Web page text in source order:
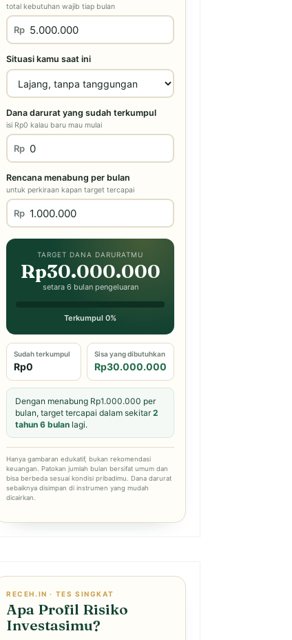
total kebutuhan wajib tiap bulan
Rp
Situasi kamu saat ini
Dana darurat yang sudah terkumpul
isi Rp0 kalau baru mau mulai
Rp
Rencana menabung per bulan
untuk perkiraan kapan target tercapai
Rp
TARGET DANA DARURATMU
Rp30.000.000
setara 6 bulan pengeluaran
Terkumpul 0%
Sudah terkumpul
Rp0
Sisa yang dibutuhkan
Rp30.000.000
Dengan menabung Rp1.000.000 per
bulan, target tercapai dalam sekitar2
tahun 6 bulan lagi.
Hanya gambaran edukatif, bukan rekomendasi
keuangan. Patokan jumlah bulan bersifat umum dan
bisa berbeda sesuai kondisi pribadimu. Dana darurat
sebaiknya disimpan di instrumen yang mudah
dicairkan.
RECEH.IN · TES SINGKAT
Apa Profil Risiko
Investasimu?